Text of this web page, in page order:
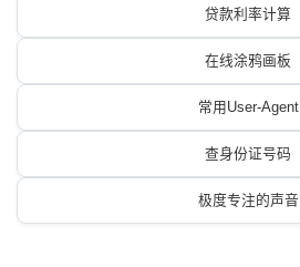
贷款利率计算
在线涂鸦画板
常用User-Agent
查身份证号码
极度专注的声音